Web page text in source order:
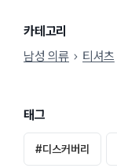
카테고리
남성 의류
티셔츠
태그
#디스커버리